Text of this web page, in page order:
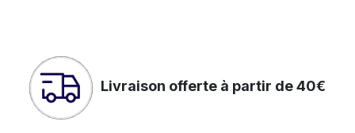
Livraison offerte à partir de 40€